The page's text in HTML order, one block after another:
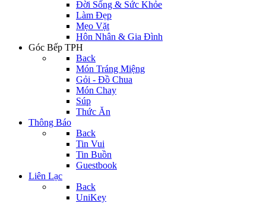
Đời Sống & Sức Khỏe
Làm Đẹp
Mẹo Vặt
Hôn Nhân & Gia Đình
Góc Bếp TPH
Back
Món Tráng Miệng
Gỏi - Đồ Chua
Món Chay
Súp
Thức Ăn
Thông Báo
Back
Tin Vui
Tin Buồn
Guestbook
Liên Lạc
Back
UniKey